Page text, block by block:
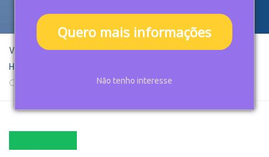
Quero mais informações
Não tenho interesse
Você está aqui:
Home
Curso de Vendas – Módulo 4